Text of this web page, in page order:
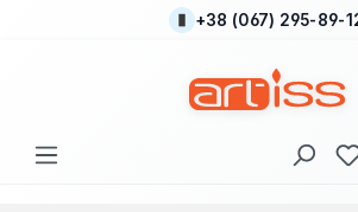
Перейти до основного вмісту
+38 (067) 295-89-